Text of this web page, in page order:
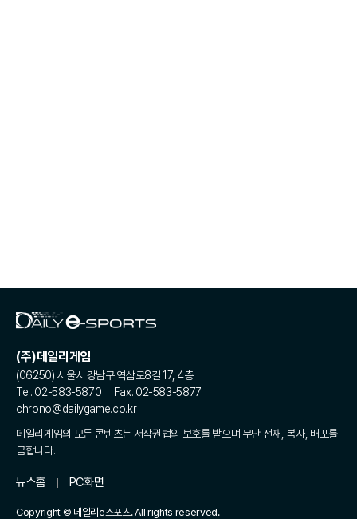
(주)데일리게임
(06250) 서울시 강남구 역삼로8길 17, 4층
Tel. 02-583-5870 | Fax. 02-583-5877
chrono@dailygame.co.kr
데일리게임의 모든 콘텐츠는 저작권법의 보호를 받으며 무단 전재, 복사, 배포를
금합니다.
뉴스홈 PC화면
Copyright © 데일리e스포츠. All rights reserved.